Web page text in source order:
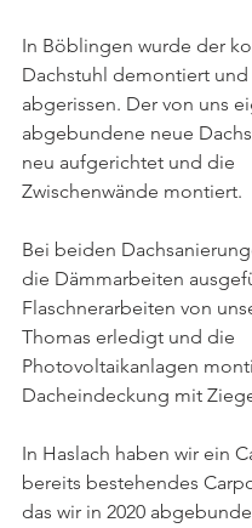
In Böblingen wurde der
Dachstuhl demontiert und
abgerissen. Der von uns
abgebundene neue
neu aufgerichtet und die
Zwischenwände montiert.
Bei beiden
die Dämmarbeiten
Flaschnerarbeiten von
Thomas erledigt und die
Photovoltaikanlagen
Dacheindeckung mit
In Haslach haben wir ein
bereits bestehendes
das wir in 2020